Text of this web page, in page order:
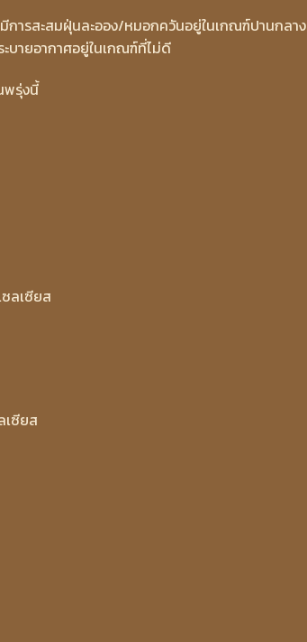
การสะสมฝุ่นละออง/หมอกควันอยู่ในเกณฑ์ปานกลาง
บายอากาศอยู่ในเกณฑ์ที่ไม่ดี
พรุ่งนี้
ลเซียส
เซียส